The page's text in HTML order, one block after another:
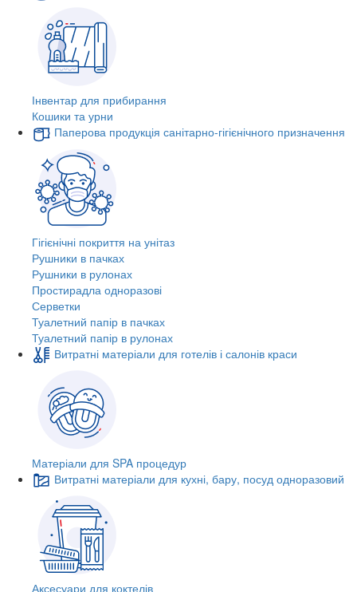
Інвентар для прибирання
Кошики та урни
Паперова продукція санітарно-гігієнічного призначення
Гігієнічні покриття на унітаз
Рушники в пачках
Рушники в рулонах
Простирадла одноразові
Серветки
Туалетний папір в пачках
Туалетний папір в рулонах
Витратні матеріали для готелів і салонів краси
Матеріали для SPA процедур
Витратні матеріали для кухні, бару, посуд одноразовий
Аксесуари для коктелів